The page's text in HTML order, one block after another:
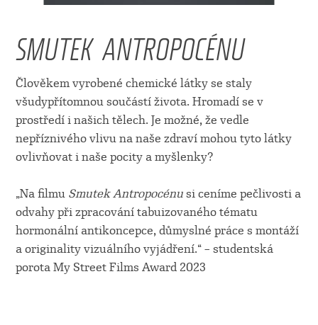
SMUTEK ANTROPOCÉNU
Člověkem vyrobené chemické látky se staly
všudypřítomnou součástí života. Hromadí se v
prostředí i našich tělech. Je možné, že vedle
nepříznivého vlivu na naše zdraví mohou tyto látky
ovlivňovat i naše pocity a myšlenky?
„Na filmu Smutek Antropocénusi ceníme pečlivosti a
odvahy při zpracování tabuizovaného tématu
hormonální antikoncepce, důmyslné práce s montáží
a originality vizuálního vyjádření.“ – studentská
porota My Street Films Award 2023